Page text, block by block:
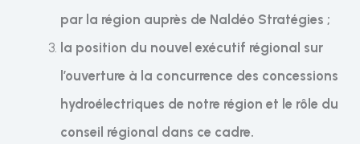
par la région auprès de Naldéo Stratégies ;
la position du nouvel exécutif régional sur
l’ouverture à la concurrence des concessions
hydroélectriques de notre région et le rôle du
conseil régional dans ce cadre.